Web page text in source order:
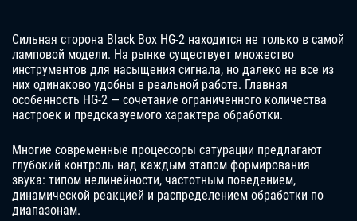
Сильная сторона Black Box HG-2 находится не только в самой
ламповой модели. На рынке существует множество
инструментов для насыщения сигнала, но далеко не все из
них одинаково удобны в реальной работе. Главная
особенность HG-2 — сочетание ограниченного количества
настроек и предсказуемого характера обработки.
Многие современные процессоры сатурации предлагают
глубокий контроль над каждым этапом формирования
звука: типом нелинейности, частотным поведением,
динамической реакцией и распределением обработки по
диапазонам.